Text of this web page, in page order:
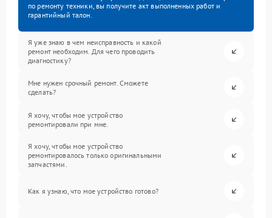
по ремонту техники, вы получите акт выполненных работ и
гарантийный талон.
Я уже знаю в чем неисправность и какой
ремонт необходим. Для чего проводить
диагностику?
Мне нужен срочный ремонт. Сможете
сделать?
Я хочу, чтобы мое устройство
ремонтировали при мне.
Я хочу, чтобы мое устройство
ремонтировалось только оригинальными
запчастями.
Как я узнаю, что мое устройство готово?